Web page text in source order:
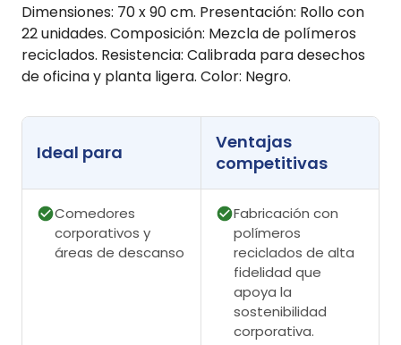
Dimensiones: 70 x 90 cm. Presentación: Rollo con
22 unidades. Composición: Mezcla de polímeros
reciclados. Resistencia: Calibrada para desechos
de oficina y planta ligera. Color: Negro.
Ideal para
Ventajas
competitivas
Comedores
corporativos y
áreas de descanso
Fabricación con
polímeros
reciclados de alta
fidelidad que
apoya la
sostenibilidad
corporativa.